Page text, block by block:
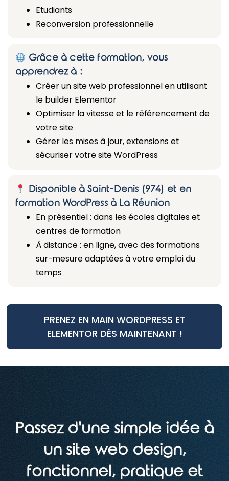
Etudiants
Reconversion professionnelle
Grâce à cette formation, vous
apprendrez à :
Créer un site web professionnel en utilisant
le builder Elementor
Optimiser la vitesse et le référencement de
votre site
Gérer les mises à jour, extensions et
sécuriser votre site WordPress
Disponible à Saint-Denis (974) et en
formation WordPress à La Réunion
En présentiel : dans les écoles digitales et
centres de formation
À distance : en ligne, avec des formations
sur-mesure adaptées à votre emploi du
temps
PRENEZ EN MAIN WORDPRESS ET
ELEMENTOR DÈS MAINTENANT !
Passez d'une simple idée à
un site web design,
fonctionnel, pratique et